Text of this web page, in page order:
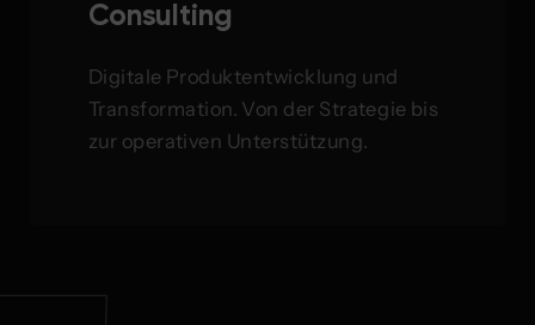
Consulting
Digitale Produktentwicklung und
Transformation. Von der Strategie bis
zur operativen Unterstützung.